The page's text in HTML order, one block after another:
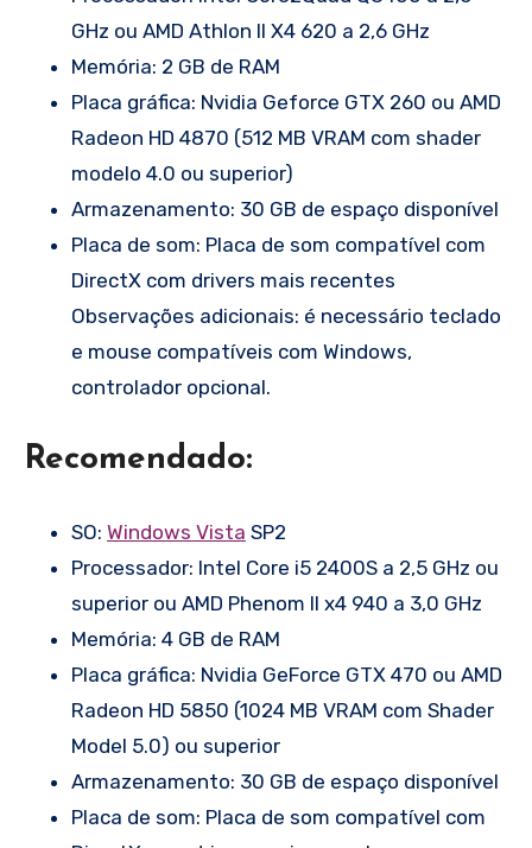
GHz ou AMD Athlon II X4 620 a 2,6 GHz
Memória: 2 GB de RAM
Placa gráfica: Nvidia Geforce GTX 260 ou AMD
Radeon HD 4870 (512 MB VRAM com shader
modelo 4.0 ou superior)
Armazenamento: 30 GB de espaço disponível
Placa de som: Placa de som compatível com
DirectX com drivers mais recentes
Observações adicionais: é necessário teclado
e mouse compatíveis com Windows,
controlador opcional.
Recomendado:
SO: Windows Vista SP2
Processador: Intel Core i5 2400S a 2,5 GHz ou
superior ou AMD Phenom II x4 940 a 3,0 GHz
Memória: 4 GB de RAM
Placa gráfica: Nvidia GeForce GTX 470 ou AMD
Radeon HD 5850 (1024 MB VRAM com Shader
Model 5.0) ou superior
Armazenamento: 30 GB de espaço disponível
Placa de som: Placa de som compatível com